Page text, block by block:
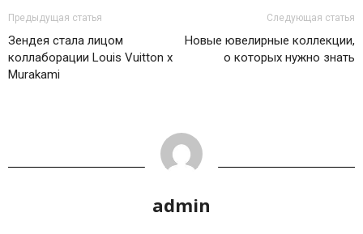
Предыдущая статья
Зендея стала лицом
коллаборации Louis Vuitton x
Murakami
Следующая статья
Новые ювелирные коллекции,
о которых нужно знать
admin